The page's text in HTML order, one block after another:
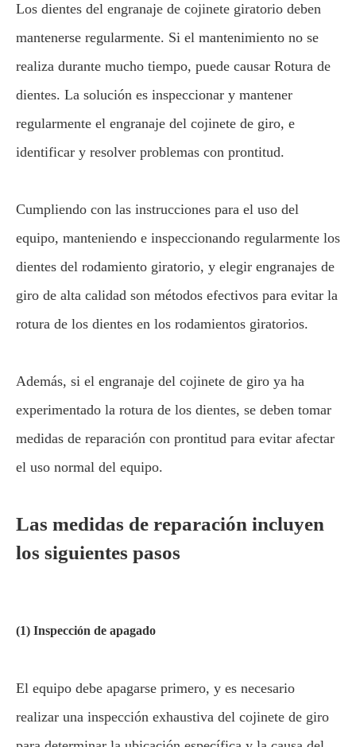
Los dientes del engranaje de cojinete giratorio deben
mantenerse regularmente. Si el mantenimiento no se
realiza durante mucho tiempo, puede causar Rotura de
dientes. La solución es inspeccionar y mantener
regularmente el engranaje del cojinete de giro, e
identificar y resolver problemas con prontitud.
Cumpliendo con las instrucciones para el uso del
equipo, manteniendo e inspeccionando regularmente los
dientes del rodamiento giratorio, y elegir engranajes de
giro de alta calidad son métodos efectivos para evitar la
rotura de los dientes en los rodamientos giratorios.
Además, si el engranaje del cojinete de giro ya ha
experimentado la rotura de los dientes, se deben tomar
medidas de reparación con prontitud para evitar afectar
el uso normal del equipo.
Las medidas de reparación incluyen
los siguientes pasos
(1) Inspección de apagado
El equipo debe apagarse primero, y es necesario
realizar una inspección exhaustiva del cojinete de giro